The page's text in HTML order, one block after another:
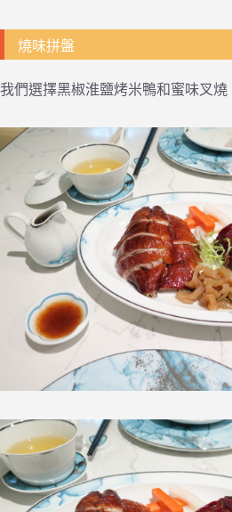
燒味拼盤
我們選擇黑椒淮鹽烤米鴨和蜜味叉燒